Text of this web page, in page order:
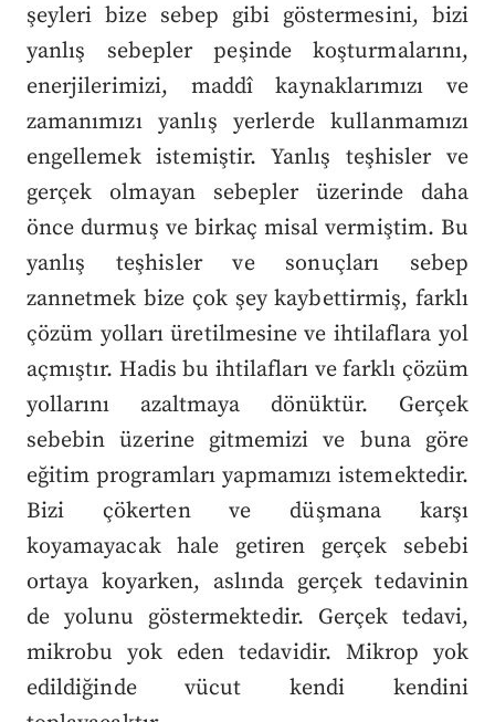
şeyleri bize sebep gibi göstermesini, bizi
yanlış sebepler peşinde koşturmalarını,
enerjilerimizi, maddî kaynaklarımızı ve
zamanımızı yanlış yerlerde kullanmamızı
engellemek istemiştir. Yanlış teşhisler ve
gerçek olmayan sebepler üzerinde daha
önce durmuş ve birkaç misal vermiştim. Bu
yanlış teşhisler ve sonuçları sebep
zannetmek bize çok şey kaybettirmiş, farklı
çözüm yolları üretilmesine ve ihtilaflara yol
açmıştır. Hadis bu ihtilafları ve farklı çözüm
yollarını azaltmaya dönüktür. Gerçek
sebebin üzerine gitmemizi ve buna göre
eğitim programları yapmamızı istemektedir.
Bizi çökerten ve düşmana karşı
koyamayacak hale getiren gerçek sebebi
ortaya koyarken, aslında gerçek tedavinin
de yolunu göstermektedir. Gerçek tedavi,
mikrobu yok eden tedavidir. Mikrop yok
edildiğinde vücut kendi kendini